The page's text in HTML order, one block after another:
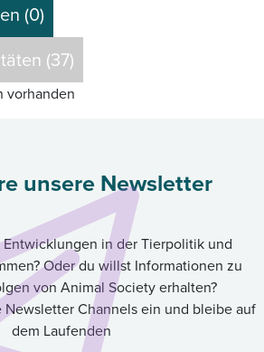
(0)
(37)
vorhanden
unsere Newsletter
in der Tierpolitik und
Oder du willst Informationen zu
von Animal Society erhalten?
Newsletter Channels ein und bleibe auf
dem Laufenden